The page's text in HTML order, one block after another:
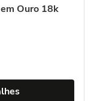
Ouro 18k